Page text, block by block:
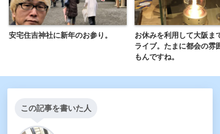
安宅住吉神社に新年のお参り。
お休みを利用して大阪ま
ライブ。たまに都会の雰
もんですね。
この記事を書いた人